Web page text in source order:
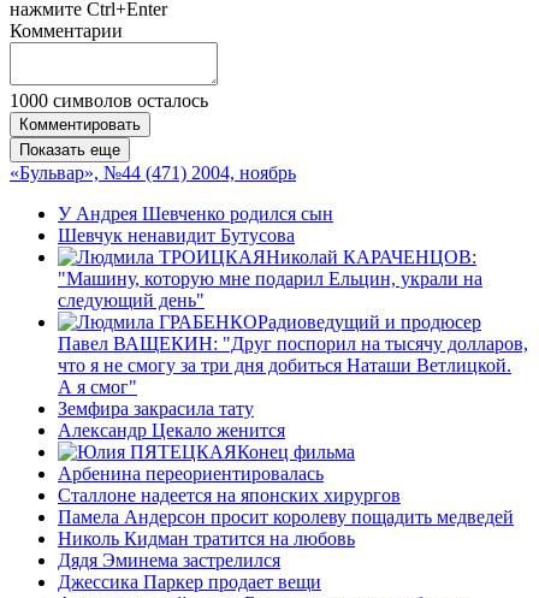
нажмите Ctrl+Enter
Комментарии
1000 символов осталось
Комментировать
Показать еще
«Бульвар», №44 (471) 2004, ноябрь
У Андрея Шевченко родился сын
Шевчук ненавидит Бутусова
Николай КАРАЧЕНЦОВ:
"Машину, которую мне подарил Ельцин, украли на
следующий день"
Радиоведущий и продюсер
Павел ВАЩЕКИН: "Друг поспорил на тысячу долларов,
что я не смогу за три дня добиться Наташи Ветлицкой.
А я смог"
Земфира закрасила тату
Александр Цекало женится
Конец фильма
Арбенина переориентировалась
Сталлоне надеется на японских хирургов
Памела Андерсон просит королеву пощадить медведей
Николь Кидман тратится на любовь
Дядя Эминема застрелился
Джессика Паркер продает вещи